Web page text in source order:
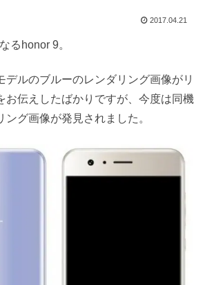
2017.04.21
るhonor 9。
デルのブルーのレンダリング画像がリ
お伝えしたばかりですが、今度は同機
グ画像が発見されました。